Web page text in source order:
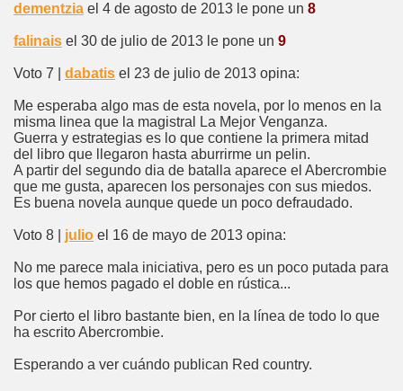
dementzia el 4 de agosto de 2013 le pone un 8
falinais el 30 de julio de 2013 le pone un 9
Voto 7 | dabatis el 23 de julio de 2013 opina:
Me esperaba algo mas de esta novela, por lo menos en la
misma linea que la magistral La Mejor Venganza.
Guerra y estrategias es lo que contiene la primera mitad
del libro que llegaron hasta aburrirme un pelin.
A partir del segundo dia de batalla aparece el Abercrombie
que me gusta, aparecen los personajes con sus miedos.
Es buena novela aunque quede un poco defraudado.
Voto 8 | julio el 16 de mayo de 2013 opina:
No me parece mala iniciativa, pero es un poco putada para
los que hemos pagado el doble en rústica...
Por cierto el libro bastante bien, en la línea de todo lo que
ha escrito Abercrombie.
Esperando a ver cuándo publican Red country.